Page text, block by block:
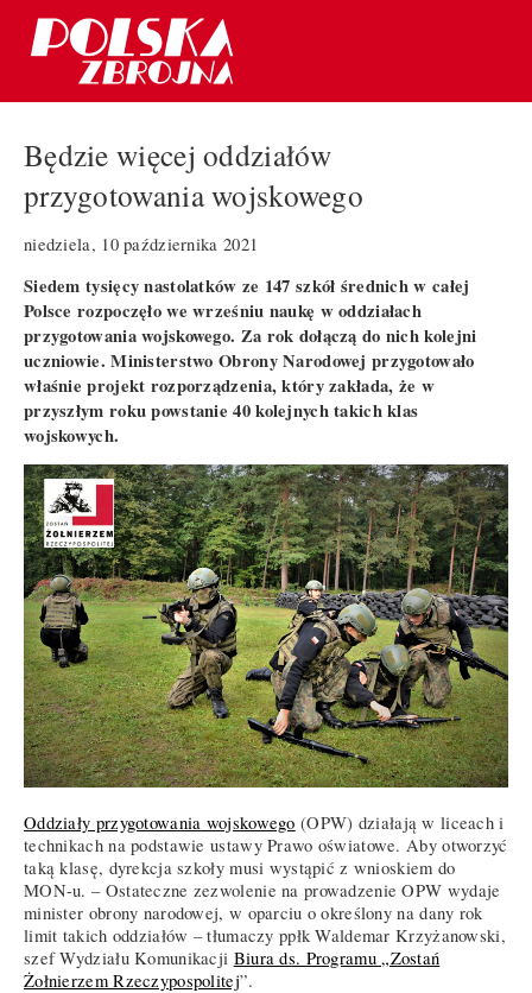
Będzie więcej oddziałów
przygotowania wojskowego
niedziela, 10 października 2021
Siedem tysięcy nastolatków ze 147 szkół średnich w całej
Polsce rozpoczęło we wrześniu naukę w oddziałach
przygotowania wojskowego. Za rok dołączą do nich kolejni
uczniowie. Ministerstwo Obrony Narodowej przygotowało
właśnie projekt rozporządzenia, który zakłada, że w
przyszłym roku powstanie 40 kolejnych takich klas
wojskowych.
Oddziały przygotowania wojskowego (OPW) działają w liceach i
technikach na podstawie ustawy Prawo oświatowe. Aby otworzyć
taką klasę, dyrekcja szkoły musi wystąpić z wnioskiem do
MON-u. – Ostateczne zezwolenie na prowadzenie OPW wydaje
minister obrony narodowej, w oparciu o określony na dany rok
limit takich oddziałów – tłumaczy ppłk Waldemar Krzyżanowski,
szef Wydziału Komunikacji Biura ds. Programu „Zostań
Żołnierzem Rzeczypospolitej”.